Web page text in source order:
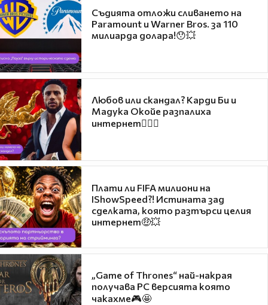
Съдията отложи сливането на
Paramount и Warner Bros. за 110
милиарда долара!😯💥
Любов или скандал? Карди Би и
Мадука Окойе разпалиха
интернет❤️‍🔥🔥
Плати ли FIFA милиони на
IShowSpeed?! Истината зад
сделката, която разтърси целия
интернет🤑💥
„Game of Thrones“ най-накрая
получава PC версията която
чакахме🎮🤩